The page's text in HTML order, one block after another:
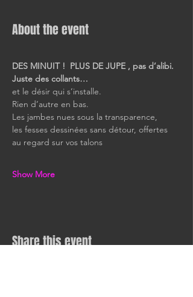
About the event
DES MINUIT !  PLUS DE JUPE , pas d’alibi.
Juste des collants…
et le désir qui s’installe.
Rien d’autre en bas.
Les jambes nues sous la transparence,
les fesses dessinées sans détour, offertes
au regard sur vos talons
Show More
Share this event